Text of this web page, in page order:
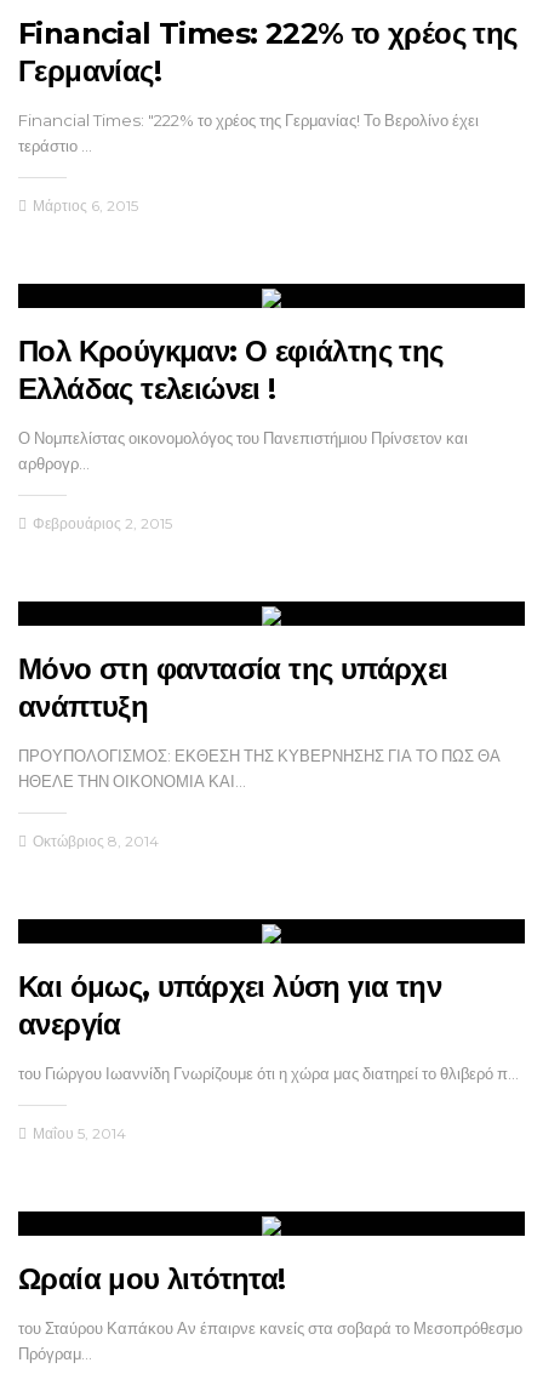
Financial Times: 222% το χρέος της
Γερμανίας!
Financial Times: "222% το χρέος της Γερμανίας! Το Βερολίνο έχει
τεράστιο …
Μάρτιος 6, 2015
Πολ Κρούγκμαν: Ο εφιάλτης της
Ελλάδας τελειώνει !
Ο Νομπελίστας οικονομολόγος του Πανεπιστήμιου Πρίνσετον και
αρθρογρ…
Φεβρουάριος 2, 2015
Μόνο στη φαντασία της υπάρχει
ανάπτυξη
ΠΡΟΥΠΟΛΟΓΙΣΜΟΣ: ΕΚΘΕΣΗ ΤΗΣ ΚΥΒΕΡΝΗΣΗΣ ΓΙΑ ΤΟ ΠΩΣ ΘΑ
ΗΘΕΛΕ ΤΗΝ ΟΙΚΟΝΟΜΙΑ ΚΑΙ…
Οκτώβριος 8, 2014
Και όμως, υπάρχει λύση για την
ανεργία
του Γιώργου Ιωαννίδη Γνωρίζουμε ότι η χώρα μας διατηρεί το θλιβερό π…
Μαΐου 5, 2014
Ωραία μου λιτότητα!
του Σταύρου Καπάκου Αν έπαιρνε κανείς στα σοβαρά το Μεσοπρόθεσμο
Πρόγραμ…